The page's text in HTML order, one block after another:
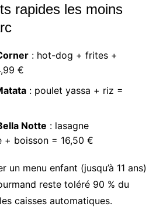
rapides les moins
: hot-dog + frites +
€
: poulet yassa + riz =
Notte : lasagne
+ boisson = 16,50 €
un menu enfant (jusqu’à 11 ans)
reste toléré 90 % du
caisses automatiques.